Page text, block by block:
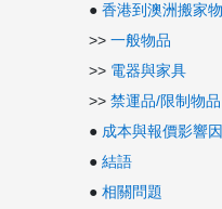
● 香港到澳洲搬家
>> 一般物品
>> 電器與家具
>> 禁運品/限制物品
● 成本與報價影響
● 結語
● 相關問題